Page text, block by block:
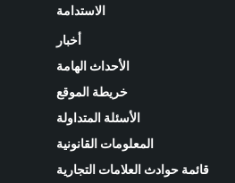
الاستدامة
الأحداث الهامة
خريطة الموقع
الأسئلة المتداولة
المعلومات القانونية
قائمة حوادث العلامات التجارية